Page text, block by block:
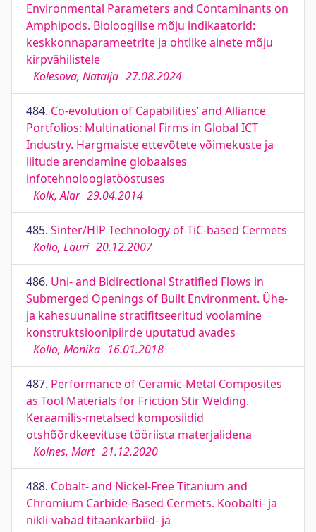
Environmental Parameters and Contaminants on
Amphipods. Bioloogilise mõju indikaatorid:
keskkonnaparameetrite ja ohtlike ainete mõju
kirpvähilistele
Kolesova, Natalja 27.08.2024
484. Co-evolution of Capabilities’ and Alliance
Portfolios: Multinational Firms in Global ICT
Industry. Hargmaiste ettevõtete võimekuste ja
liitude arendamine globaalses
infotehnoloogiatööstuses
Kolk, Alar 29.04.2014
485. Sinter/HIP Technology of TiC-based Cermets
Kollo, Lauri 20.12.2007
486. Uni- and Bidirectional Stratified Flows in
Submerged Openings of Built Environment. Ühe-
ja kahesuunaline stratifitseeritud voolamine
konstruktsioonipiirde uputatud avades
Kollo, Monika 16.01.2018
487. Performance of Ceramic-Metal Composites
as Tool Materials for Friction Stir Welding.
Keraamilis-metalsed komposiidid
otshõõrdkeevituse tööriista materjalidena
Kolnes, Mart 21.12.2020
488. Cobalt- and Nickel-Free Titanium and
Chromium Carbide-Based Cermets. Koobalti- ja
nikli-vabad titaankarbiid- ja